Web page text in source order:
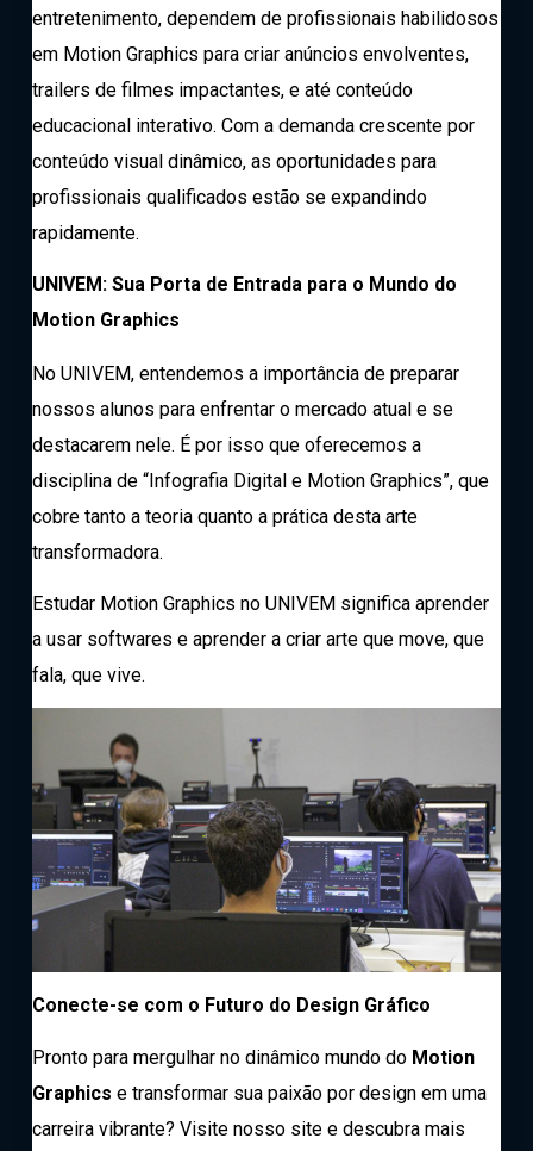
entretenimento, dependem de profissionais habilidosos
em Motion Graphics para criar anúncios envolventes,
trailers de filmes impactantes, e até conteúdo
educacional interativo. Com a demanda crescente por
conteúdo visual dinâmico, as oportunidades para
profissionais qualificados estão se expandindo
rapidamente.
UNIVEM: Sua Porta de Entrada para o Mundo do
Motion Graphics
No UNIVEM, entendemos a importância de preparar
nossos alunos para enfrentar o mercado atual e se
destacarem nele. É por isso que oferecemos a
disciplina de “Infografia Digital e Motion Graphics”, que
cobre tanto a teoria quanto a prática desta arte
transformadora.
Estudar Motion Graphics no UNIVEM significa aprender
a usar softwares e aprender a criar arte que move, que
fala, que vive.
Conecte-se com o Futuro do Design Gráfico
Pronto para mergulhar no dinâmico mundo do Motion
Graphics e transformar sua paixão por design em uma
carreira vibrante? Visite nosso site e descubra mais